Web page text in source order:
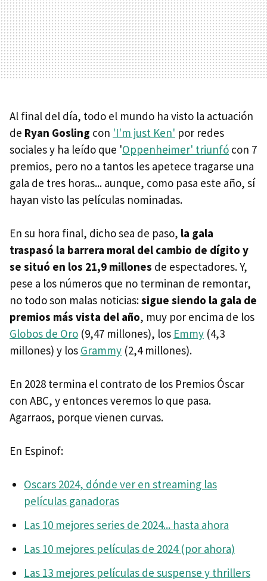
Al final del día, todo el mundo ha visto la actuación
de Ryan Gosling con 'I'm just Ken' por redes
sociales y ha leído que 'Oppenheimer' triunfó con 7
premios, pero no a tantos les apetece tragarse una
gala de tres horas... aunque, como pasa este año, sí
hayan visto las películas nominadas.
En su hora final, dicho sea de paso, la gala
traspasó la barrera moral del cambio de dígito y
se situó en los 21,9 millones de espectadores. Y,
pese a los números que no terminan de remontar,
no todo son malas noticias:sigue siendo la gala de
premios más vista del año, muy por encima de los
Globos de Oro (9,47 millones), los Emmy (4,3
millones) y los Grammy (2,4 millones).
En 2028 termina el contrato de los Premios Óscar
con ABC, y entonces veremos lo que pasa.
Agarraos, porque vienen curvas.
En Espinof:
Oscars 2024, dónde ver en streaming las
películas ganadoras
Las 10 mejores series de 2024... hasta ahora
Las 10 mejores películas de 2024 (por ahora)
Las 13 mejores películas de suspense y thrillers